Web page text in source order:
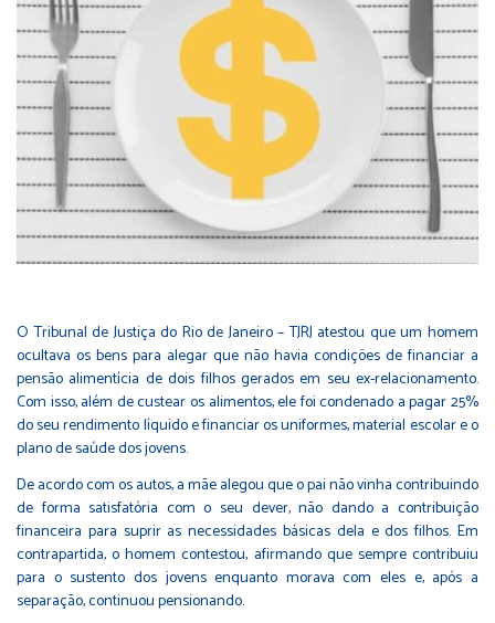
O Tribunal de Justiça do Rio de Janeiro – TJRJ atestou que um homem
ocultava os bens para alegar que não havia condições de financiar a
pensão alimentícia de dois filhos gerados em seu ex-relacionamento.
Com isso, além de custear os alimentos, ele foi condenado a pagar 25%
do seu rendimento líquido e financiar os uniformes, material escolar e o
plano de saúde dos jovens.
De acordo com os autos, a mãe alegou que o pai não vinha contribuindo
de forma satisfatória com o seu dever, não dando a contribuição
financeira para suprir as necessidades básicas dela e dos filhos. Em
contrapartida, o homem contestou, afirmando que sempre contribuiu
para o sustento dos jovens enquanto morava com eles e, após a
separação, continuou pensionando.